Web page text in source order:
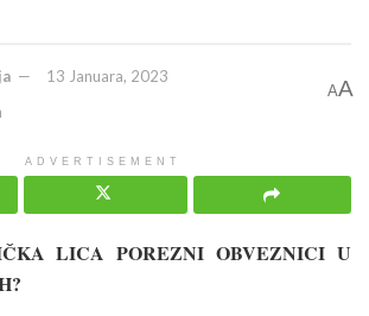
13 Januara, 2023
AA
ADVERTISEMENT
LICA POREZNI OBVEZNICI U